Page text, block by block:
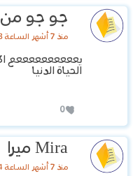
جو جو من
منذ 7 أشهر الساعة 15:38
يععععععععععع
الحياة الدنيا
0
Mira ميرا
منذ 7 أشهر الساعة 10:24